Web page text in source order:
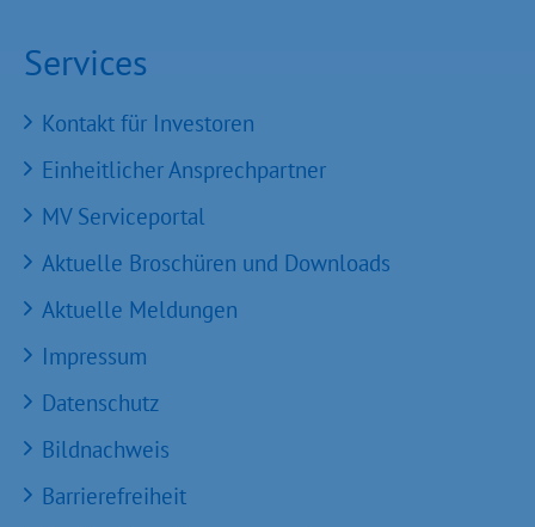
Services
Kontakt für Investoren
Einheitlicher Ansprechpartner
MV Serviceportal
Aktuelle Broschüren und Downloads
Aktuelle Meldungen
Impressum
Datenschutz
Bildnachweis
Barrierefreiheit